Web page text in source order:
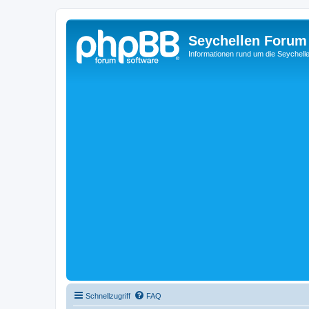
Seychellen Forum
Informationen rund um die
Schnellzugriff FAQ